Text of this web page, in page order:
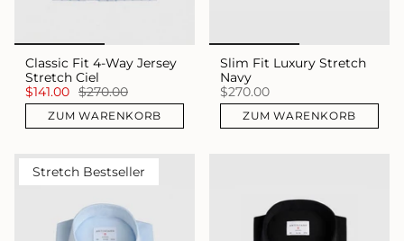
Classic Fit 4-Way Jersey
Stretch Ciel
$141.00 $270.00
ZUM WARENKORB
Slim Fit Luxury Stretch
Navy
$270.00
ZUM WARENKORB
Stretch Bestseller